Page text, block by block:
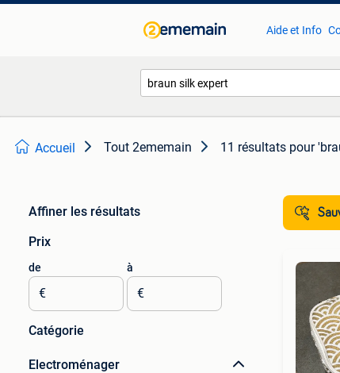
Aide et Info
Accueil Tout 2ememain 11 résultats pour
Affiner les résultats
Prix
de
€
à
€
Catégorie
Electroménager